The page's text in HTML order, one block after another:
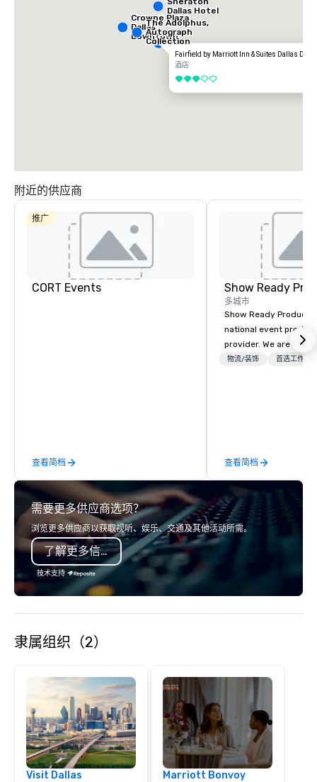
Fairfield by Marriott Inn & Suites Dallas
酒店
3/5
Dallas Hotel
Crowne Plaza
Dallas
Downtown
The Adolphus,
Autograph
Collection
附近的供应商
推广
CORT Events
查看简档
Show Ready
多城市
Show Ready
national event
provider. We are your
production partner
物流/装饰 首选工作人
查看简档
需要更多供应商选项？
浏览更多供应商以获取视听、娱乐、交通及其他活动所需。
了解更多信息
技术支持
隶属组织（2）
Visit Dallas
Marriott Bonvoy